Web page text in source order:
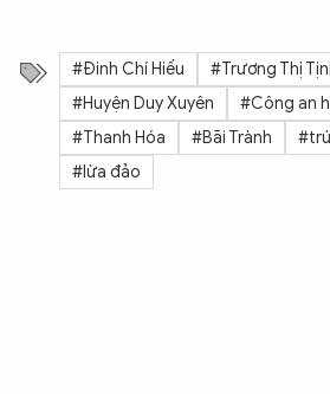
#Đinh Chí Hiếu
#Trương Thị
#Huyện Duy Xuyên
#Công an
#Thanh Hóa
#Bãi Trành
#lừa đảo